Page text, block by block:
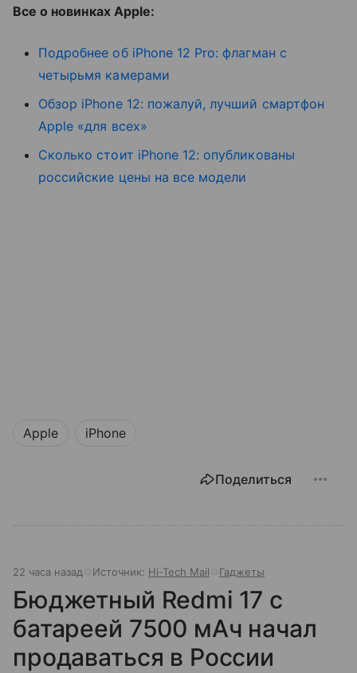
Все о новинках Apple:
Подробнее об iPhone 12 Pro: флагман с
четырьмя камерами
Обзор iPhone 12: пожалуй, лучший смартфон
Apple «для всех»
Сколько стоит iPhone 12: опубликованы
российские цены на все модели
Apple iPhone
Поделиться
22 часа назад Источник: Hi-Tech Mail Гаджеты
Бюджетный Redmi 17 с
батареей 7500 мАч начал
продаваться в России